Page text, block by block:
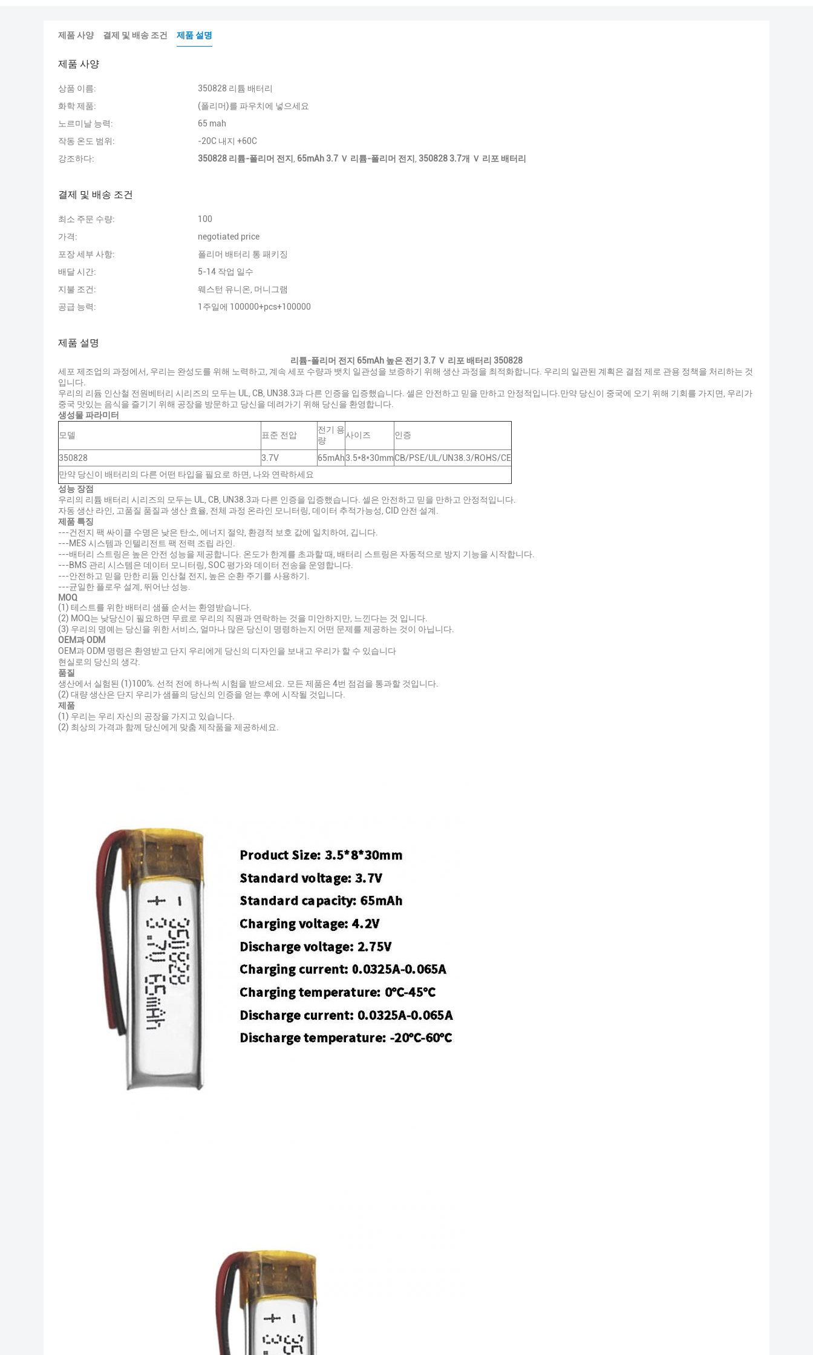
제품 사양 결제 및 배송 조건 제품 설명
제품 사양
상품 이름:
350828 리튬 배터리
화학 제품:
(폴리머)를 파우치에 넣으세요
노르미날 능력:
65 mah
작동 온도 범위:
-20C 내지 +60C
강조하다:
350828 리튬-폴리머 전지 65mAh 3.7 Ｖ 리튬-폴리머 전지 350828 3.7개 Ｖ 리포 배터리
결제 및 배송 조건
최소 주문 수량:
100
가격:
negotiated price
포장 세부 사항:
폴리머 배터리 통 패키징
배달 시간:
5-14 작업 일수
지불 조건:
웨스턴 유니온, 머니그램
공급 능력:
1주일에 100000+pcs+100000
제품 설명
리튬-폴리머 전지 65mAh 높은 전기 3.7 Ｖ 리포 배터리 350828
세포 제조업의 과정에서, 우리는 완성도를 위해 노력하고, 계속 세포 수량과 뱃치 일관성을 보증하기 위해 생산 과정을 최적화합니다. 우리의 일관된 계획은 결점 제로 관용 정책을 처리하는 것
입니다.
우리의 리듐 인산철 전원베터리 시리즈의 모두는 UL, CB, UN38.3과 다른 인증을 입증했습니다. 셀은 안전하고 믿을 만하고 안정적입니다.만약 당신이 중국에 오기 위해 기회를 가지면, 우리가
중국 맛있는 음식을 즐기기 위해 공장을 방문하고 당신을 데려가기 위해 당신을 환영합니다.
생성물 파라미터
모델 표준 전압
전기 용
량
사이즈 인증
350828 3.7V 65mAh3.5*8*30mmCB/PSE/UL/UN38.3/ROHS/CE
만약 당신이 배터리의 다른 어떤 타입을 필요로 하면, 나와 연락하세요
성능 장점
우리의 리튬 배터리 시리즈의 모두는 UL, CB, UN38.3과 다른 인증을 입증했습니다. 셀은 안전하고 믿을 만하고 안정적입니다.
자동 생산 라인, 고품질 품질과 생산 효율, 전체 과정 온라인 모니터링, 데이터 추적가능성, CID 안전 설계.
제품 특징
---건전지 팩 싸이클 수명은 낮은 탄소, 에너지 절약, 환경적 보호 값에 일치하여, 깁니다.
---MES 시스템과 인텔리전트 팩 전력 조립 라인.
---배터리 스트링은 높은 안전 성능을 제공합니다. 온도가 한계를 초과할 때, 배터리 스트링은 자동적으로 방지 기능을 시작합니다.
---BMS 관리 시스템은 데이터 모니터링, SOC 평가와 데이터 전송을 운영합니다.
---안전하고 믿을 만한 리듐 인산철 전지, 높은 순환 주기를 사용하기.
---균일한 플로우 설계, 뛰어난 성능.
MOQ
(1) 테스트를 위한 배터리 샘플 순서는 환영받습니다.
(2) MOQ는 낮당신이 필요하면 무료로 우리의 직원과 연락하는 것을 미안하지만, 느낀다는 것 입니다.
(3) 우리의 명예는 당신을 위한 서비스, 얼마나 많은 당신이 명령하는지 어떤 문제를 제공하는 것이 아닙니다.
OEM과 ODM
OEM과 ODM 명령은 환영받고 단지 우리에게 당신의 디자인을 보내고 우리가 할 수 있습니다
현실로의 당신의 생각.
품질
생산에서 실험된 (1)100%. 선적 전에 하나씩 시험을 받으세요. 모든 제품은 4번 점검을 통과할 것입니다.
(2) 대량 생산은 단지 우리가 샘플의 당신의 인증을 얻는 후에 시작될 것입니다.
제품
(1) 우리는 우리 자신의 공장을 가지고 있습니다.
(2) 최상의 가격과 함께 당신에게 맞춤 제작품을 제공하세요.